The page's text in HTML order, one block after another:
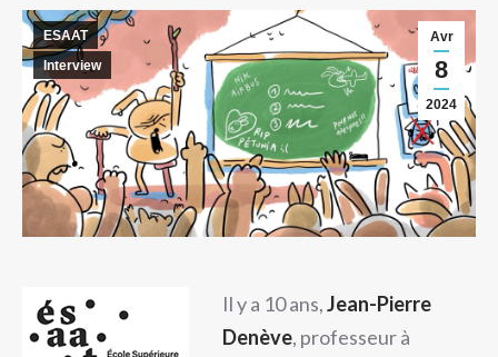
Avr
8
2024
ESAAT
Interview
Il y a 10 ans,Jean-Pierre
Denève, professeur à